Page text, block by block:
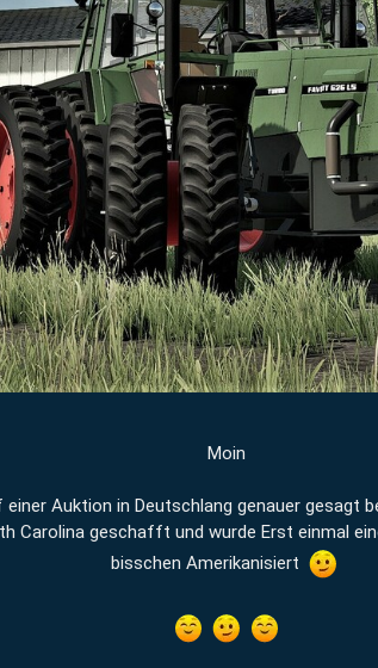
Moin
Auktion in Deutschlang genauer gesagt
Carolina geschafft und wurde Erst einmal
bisschen Amerikanisiert